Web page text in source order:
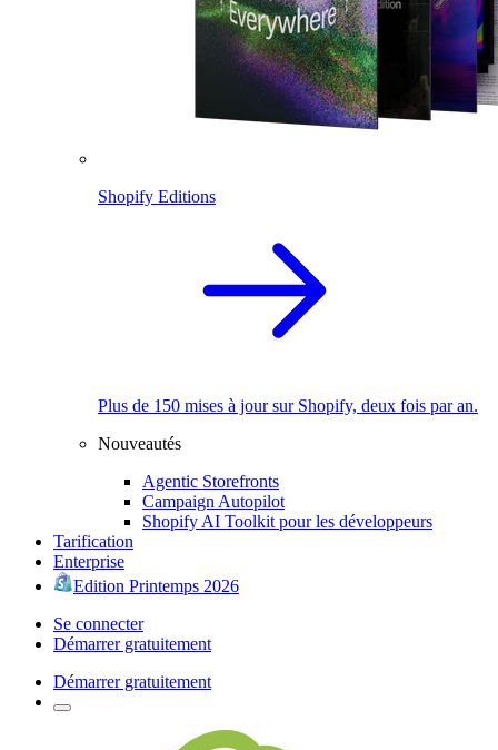
Shopify Editions
Plus de 150 mises à jour sur Shopify, deux fois par an.
Nouveautés
Agentic Storefronts
Campaign Autopilot
Shopify AI Toolkit pour les développeurs
Tarification
Enterprise
Edition Printemps 2026
Se connecter
Démarrer gratuitement
Démarrer gratuitement